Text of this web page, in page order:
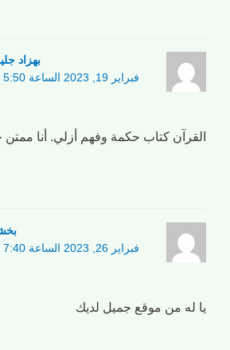
بهزاد
فبراير 19, 2023 الساعة 5:50 م
القرآن كتاب حكمة وفهم أزلي. أنا ممتن
فبراير 26, 2023 الساعة 7:40 م
يا له من موقع جميل لديك